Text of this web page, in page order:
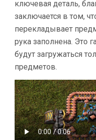
ключевая деталь,
заключается в том,
перекладывает
рука заполнена. Это
будут загружаться
предметов.